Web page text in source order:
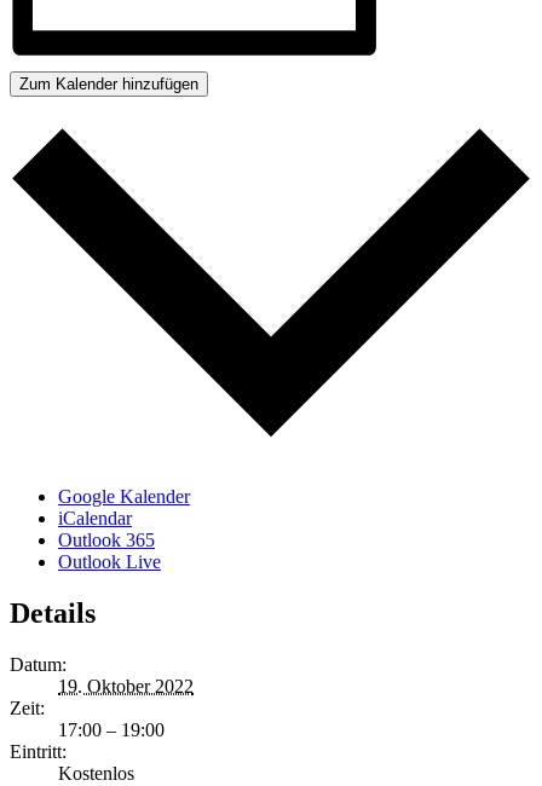
Zum Kalender hinzufügen
Google Kalender
iCalendar
Outlook 365
Outlook Live
Details
Datum:
19. Oktober 2022
Zeit:
17:00 – 19:00
Eintritt:
Kostenlos